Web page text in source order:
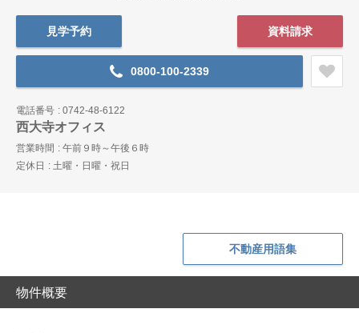
見学予約 資料請求
0800-100-2339
電話番号 0742-48-6122
西大寺オフィス
営業時間
午前９時～午後６時
定休日
土曜・日曜・祝日
不動産用語集
物件概要